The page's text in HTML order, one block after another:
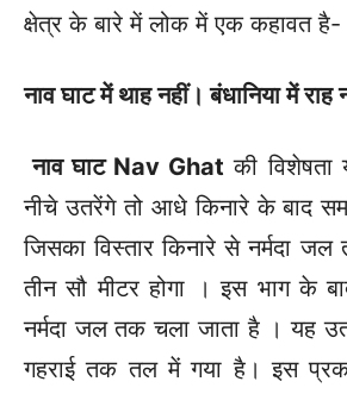
क्षेत्र के बारे में लोक में एक कहावत है-
नाव घाट में थाह नहीं। बंधानिया में राह
नाव घाट Nav Ghat की
नीचे उतरेंगे तो आधे किनारे के बाद
जिसका विस्तार किनारे से नर्मदा
तीन सौ मीटर होगा । इस भाग के
नर्मदा जल तक चला जाता है । यह
गहराई तक तल में गया है। इस